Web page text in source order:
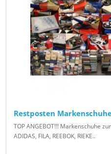
Restposten
TOP ANGEBOT!!! Markenschuhe
ADIDAS, FILA, REEBOK, RIEKE..